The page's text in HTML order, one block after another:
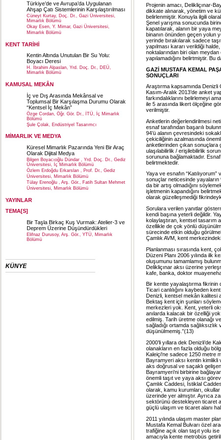
Türkiye’de ve Avrupa’da Uygulanan
Ahşap Çatı Sistemlerinin Karşılaştırılması
Cüneyt Kurtay, Doç. Dr., Gazi Üniversitesi,
Mimarlık Bölümü
Okay Esen, Y. Mimar, Gazi Üniversitesi,
Mimarlık Bölümü
KENT TARİHİ
Kentin Altında Unutulan Bir Su Yolu:
Boyacı Deresi
H. İbrahim Alpaslan, Yrd. Doç. Dr., DEÜ,
Mimarlık Bölümü
KAMUSAL MEKÂN
İç ve Dış Arasında Mekânsal ve
Toplumsal Bir Karşılaşma Durumu Olarak
“Kentsel İç Mekân”
Özge Cordan, Öğr. Gör. Dr., İTÜ, İç Mimarlık
Bölümü
Şule Çolak, Endüstriyel Tasarımcı
MİMARLIK VE MEDYA
Küresel Mimarlık Pazarında Yeni Bir Araç
Olarak Dijital Medya
Bilgen Boyacıoğlu Dündar , Yrd. Doç. Dr., Gediz
Üniversitesi, İç Mimarlık Bölümü
Özlem Erdoğdu Erkarslan , Prof. Dr., Gediz
Üniversitesi, Mimarlık Bölümü
Tülay Erenoğlu , Arş. Gör., Fatih Sultan Mehmet
Üniversitesi, Mimarlık Bölümü
YAYINLAR
TEMA[S]
Bir Taşla Birkaç Kuş Vurmak: Atelier-3 ve
Deprem Üzerine Düşündürdükleri
Elifnaz Durusoy, Arş. Gör., YTÜ, Mimarlık
Bölümü
KÜNYE
Projenin amacı, Delikliçınar-
dikkate alınarak, yönetim ve
belirlenmiştir. Konuyla ilgili
Şenel yarışma sonucunda
kapatılarak, alanın bir yaya
binanın önünden geçen yolun
yerinde bırakılarak sadece
yapılması kararı verildiği
noktalarından biri olan
yapılamadığını belirtmiştir.
GAZİ MUSTAFA KEMAL
SONUÇLARI
Araştırma kapsamında
Kasım-Aralık 2013’de anket
farkındalıklarını belirlemeyi
ile 5 arasında likert ölçeğine
verilmiştir.
Anketlerin değerlendirilmesi
esnaf tarafından başarılı
94’ü alanın çevresindeki
çekiciliğinin azalmasında
anketlerinden çıkan sonuçlara
ulaşılabilirlik / erişilebilirlik
sorununa bağlamaktadır.
belirtmektedir.
Yaya ve esnafın “Katılıyorum”
sonuçlar neticesinde yayaların
da bir artış olmadığını
işletmenin kapandığını
olarak güzelleşmediği
Sorulara verilen yanıtlar
kendi başına yeterli değildir.
kolaylaştıran, kentsel tasarım
özellikle de çok yönlü
sürecinde etkin olduğu
Çamlık AVM, kent
Planlanması sırasında kent,
Düzeni Planı 2006 yılında ilk
oluşumunu tamamlamış
Delikliçınar aksı üzerine
kafe, banka, doktor
Bir kentte yayalaştırma fikrinin
Ticari canlılığını kaybeden
Denizli, kentsel mekân kalitesi
Bektaş kent için şunları
merkezleri yok. Kent, yeterli
anılarda kalacak bir özelliği
edilmiş. Tarih üretme olanağı
sağladığı ortamda
düşünülmemiş.”(13)
2000’li yıllara dek Denizli’de
olanakların en fazla olduğu
Kaleiçi'ne sadece 1250 metre
Bayramyeri aksı kentin
aks doğrusal ve saçaklı
Bayramyeri’ni birbirine
önemli taşıt ve yaya aksı
Çamlık Caddesi, İstiklal
olarak, kamu kurumları,
üzerinde yer almıştır. Ayrıca
sektörünü destekleyen ticaret
güçlü ulaşım ve ticaret alanı
2011 yılında ulaşım master
Mustafa Kemal Bulvarı özel
trafiğine açık olan taşıt yolu
amacıyla kente metrobüs